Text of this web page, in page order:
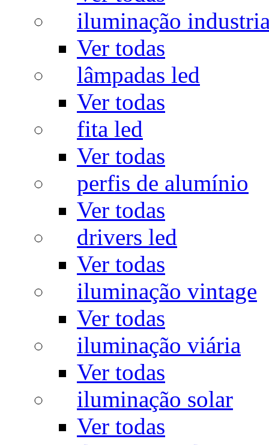
iluminação
Ver todas
lâmpadas led
Ver todas
fita led
Ver todas
perfis de alumínio
Ver todas
drivers led
Ver todas
iluminação vintage
Ver todas
iluminação viária
Ver todas
iluminação solar
Ver todas